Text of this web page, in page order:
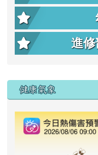
進修
右邊區域內容
健康氣象